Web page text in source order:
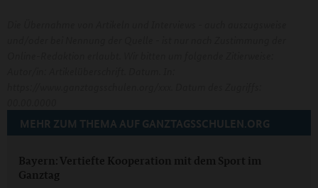
MEHR ZUM THEMA AUF GANZTAGSSCHULEN.ORG
Bayern: Vertiefte Kooperation mit dem Sport im
Ganztag